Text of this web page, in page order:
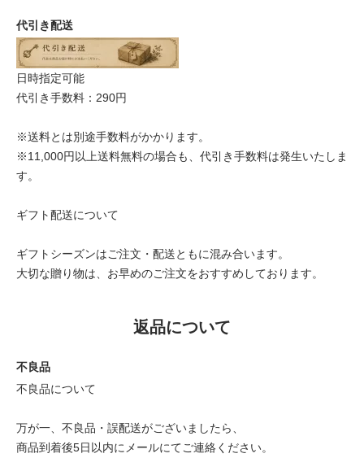
代引き配送
日時指定可能
代引き手数料：290円
※送料とは別途手数料がかかります。
※11,000円以上送料無料の場合も、代引き手数料は発生いたしま
す。
ギフト配送について
ギフトシーズンはご注文・配送ともに混み合います。
大切な贈り物は、お早めのご注文をおすすめしております。
返品について
不良品
不良品について
万が一、不良品・誤配送がございましたら、
商品到着後5日以内にメールにてご連絡ください。